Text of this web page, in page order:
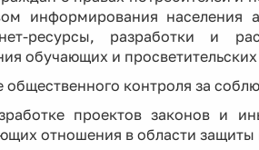
информирования населения
ресурсы, разработки и
обучающих и
общественного контроля за
проектов законов и
отношения в области защиты